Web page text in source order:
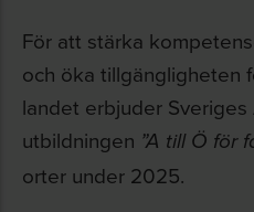
För att stärka
och öka tillgängligheten
landet erbjuder Sveriges
utbildningen ”A till Ö för
orter under 2025.